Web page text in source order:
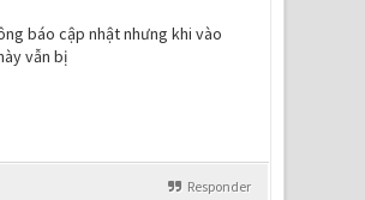
báo cập nhật nhưng khi vào
vẫn bị
Responder